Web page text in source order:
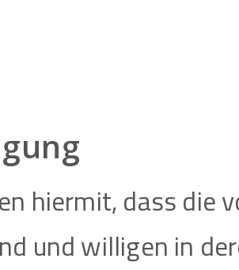
hiermit, dass die
und willigen in